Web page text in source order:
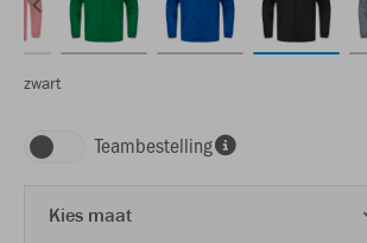
zwart
Teambestelling
Kies maat